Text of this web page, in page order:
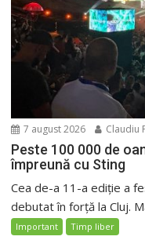
7 august 2026 Claudiu
Peste 100 000 de
împreună cu Sting
Cea de-a 11-a ediție a
debutat în forță la Cluj.
Important Timp liber